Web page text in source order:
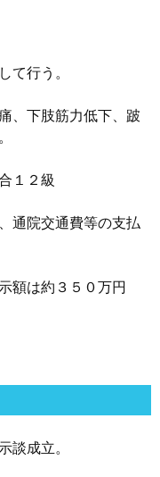
て行う。
、下肢筋力低下、跛
１２級
通院交通費等の支払
額は約３５０万円
談成立。